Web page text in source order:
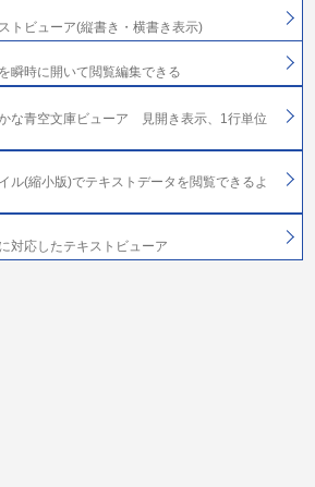
トビューア(縦書き・横書き表示)
瞬時に開いて閲覧編集できる
な青空文庫ビューア 見開き表示、1行単位
ル(縮小版)でテキストデータを閲覧できるよ
対応したテキストビューア